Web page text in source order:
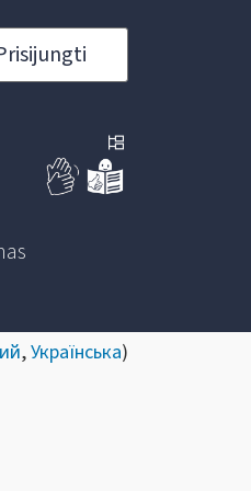
,Українська)